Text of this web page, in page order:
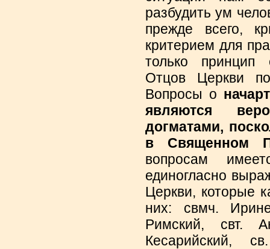
разбудить ум
прежде всего,
критерием для
только принцип
Отцов Церкви
Вопросы о
являются
догматами,
в Священном
вопросам
единогласно
Церкви, которые
них: свмч.
Римский, свт.
Кесарийский,